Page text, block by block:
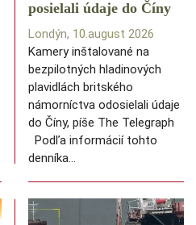
posielali údaje do Číny
Londýn, 10.august 2026
Kamery inštalované na
bezpilotných hladinových
plavidlách britského
námorníctva odosielali údaje
do Číny, píše The Telegraph
Podľa informácií tohto
denníka…